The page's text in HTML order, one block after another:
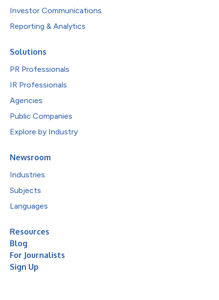
Investor Communications
Reporting & Analytics
Solutions
PR Professionals
IR Professionals
Agencies
Public Companies
Explore by Industry
Newsroom
Industries
Subjects
Languages
Resources
Blog
For Journalists
Sign Up